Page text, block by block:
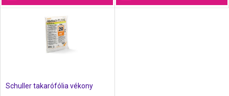
Schuller takarófólia vékony